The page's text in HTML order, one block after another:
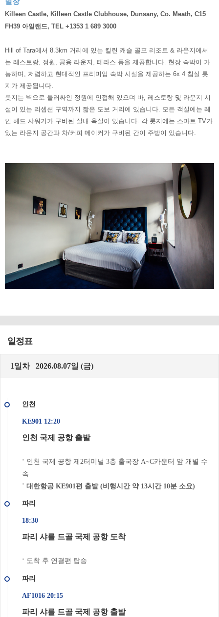
Killeen Castle, Killeen Castle Clubhouse, Dunsany, Co. Meath, C15
FH39 아일랜드, TEL +1353 1 689 3000
Hill of Tara에서 8.3km 거리에 있는 킬린 캐슬 골프 리조트 & 라운지에서
는 레스토랑, 정원, 공용 라운지, 테라스 등을 제공합니다. 현장 숙박이 가
능하며, 저렴하고 현대적인 프리미엄 숙박 시설을 제공하는 6x 4 침실 롯
지가 제공됩니다.
롯지는 벽으로 둘러싸인 정원에 인접해 있으며 바, 레스토랑 및 라운지 시
설이 있는 리셉션 구역까지 짧은 도보 거리에 있습니다. 모든 객실에는 레
인 헤드 샤워기가 구비된 실내 욕실이 있습니다. 각 롯지에는 스마트 TV가
있는 라운지 공간과 차/커피 메이커가 구비된 간이 주방이 있습니다.
일정표
1일차 2026.08.07일 (금)
인천
KE901 12:20
인천 국제 공항 출발
˙ 인천 국제 공항 제2터미널 3층 출국장 A~C카운터 앞 개별 수
속
˙ 대한항공 KE901편 출발 (비행시간 약 13시간 10분 소요)
파리
18:30
파리 샤를 드골 국제 공항 도착
˙ 도착 후 연결편 탑승
파리
AF1016 20:15
파리 샤를 드골 국제 공항 출발